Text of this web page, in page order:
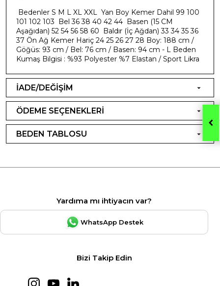
Bedenler S M L XL XXL Yan Boy Kemer Dahil 99 100
101 102 103 Bel 36 38 40 42 44 Basen (15 CM
Aşağıdan) 52 54 56 58 60 Baldır (İç Ağdan) 33 34 35 36
37 Ön Ağ Kemer Hariç 24 25 26 27 28 Boy: 188 cm /
Göğüs: 93 cm / Bel: 76 cm / Basen: 94 cm - L Beden
Kumaş Bilgisi : %93 Polyester %7 Elastan / Sport Likra
İADE/DEĞİŞİM
ÖDEME SEÇENEKLERİ
BEDEN TABLOSU
Yardıma mı ihtiyacın var?
WhatsApp Destek
Bizi Takip Edin